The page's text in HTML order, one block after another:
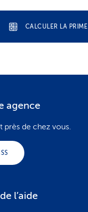
CALCULER LA PRIME
agence
près de chez vous.
l’aide